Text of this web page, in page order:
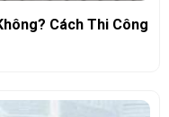
Cách Thi Công